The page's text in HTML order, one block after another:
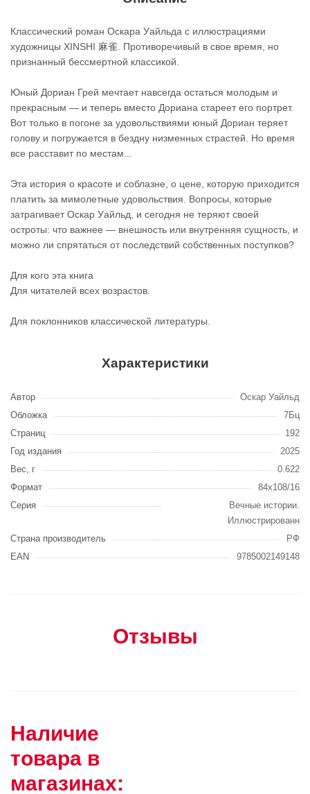
Классический роман Оскара Уайльда с иллюстрациями
художницы XINSHI 麻雀. Противоречивый в свое время, но
признанный бессмертной классикой.
Юный Дориан Грей мечтает навсегда остаться молодым и
прекрасным — и теперь вместо Дориана стареет его портрет.
Вот только в погоне за удовольствиями юный Дориан теряет
голову и погружается в бездну низменных страстей. Но время
все расставит по местам...
Эта история о красоте и соблазне, о цене, которую приходится
платить за мимолетные удовольствия. Вопросы, которые
затрагивает Оскар Уайльд, и сегодня не теряют своей
остроты: что важнее — внешность или внутренняя сущность, и
можно ли спрятаться от последствий собственных поступков?
Для кого эта книга
Для читателей всех возрастов.
Для поклонников классической литературы.
Характеристики
Автор
Оскар Уайльд
Обложка
7Бц
Страниц
192
Год издания
2025
Вес, г
0.622
Формат
84x108/16
Серия
Вечные истории.
Иллюстрированн
Страна производитель
РФ
EAN
9785002149148
Отзывы
Наличие
товара в
магазинах: